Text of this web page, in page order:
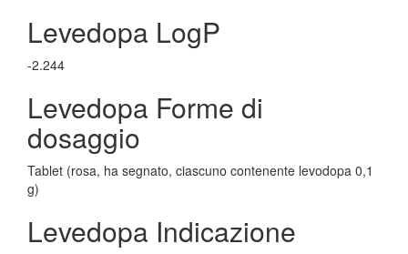
Levedopa LogP
-2.244
Levedopa Forme di
dosaggio
Tablet (rosa, ha segnato, ciascuno contenente levodopa 0,1
g)
Levedopa Indicazione